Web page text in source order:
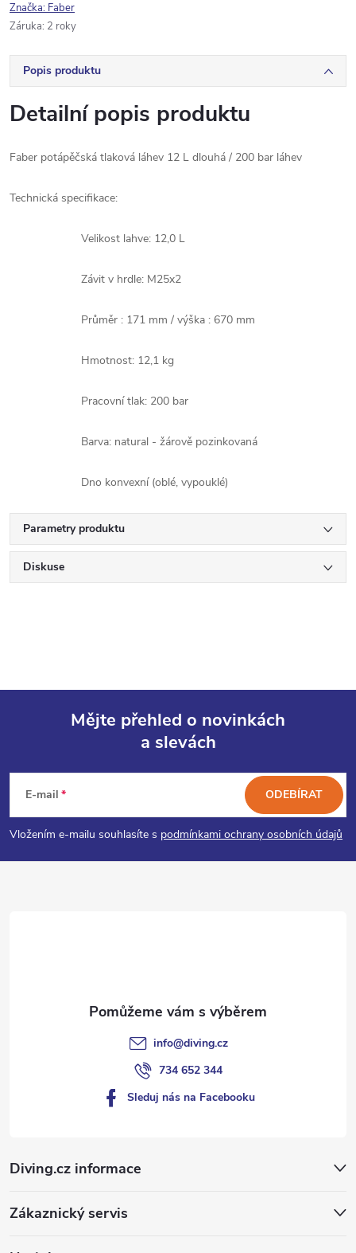
Značka: Faber
Záruka: 2 roky
Popis produktu
Detailní popis produktu
Faber potápěčská tlaková láhev 12 L dlouhá / 200 bar láhev
Technická specifikace:
Velikost lahve: 12,0 L
Závit v hrdle: M25x2
Průměr : 171 mm / výška : 670 mm
Hmotnost: 12,1 kg
Pracovní tlak: 200 bar
Barva: natural - žárově pozinkovaná
Dno konvexní (oblé, vypouklé)
Parametry produktu
Diskuse
p
a
Mějte přehled o novinkách
a slevách
E-mail
Vložením e-mailu souhlasíte s podmínkami ochrany osobních údajů
ODEBÍRAT
Diving.cz informace
Zákaznický servis
info@diving.cz
734 652 344
Sleduj nás na Facebooku